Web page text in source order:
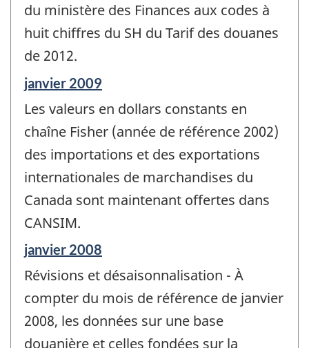
du ministère des Finances aux codes à
huit chiffres du SH du Tarif des douanes
de 2012.
Période
référence
de
-
janvier 2009
Les valeurs en dollars constants en
chaîne Fisher (année de référence 2002)
des importations et des exportations
internationales de marchandises du
Canada sont maintenant offertes dans
CANSIM.
Période
référence
de
changement
-
janvier 2008
Révisions et désaisonnalisation - À
compter du mois de référence de janvier
2008, les données sur une base
douanière et celles fondées sur la